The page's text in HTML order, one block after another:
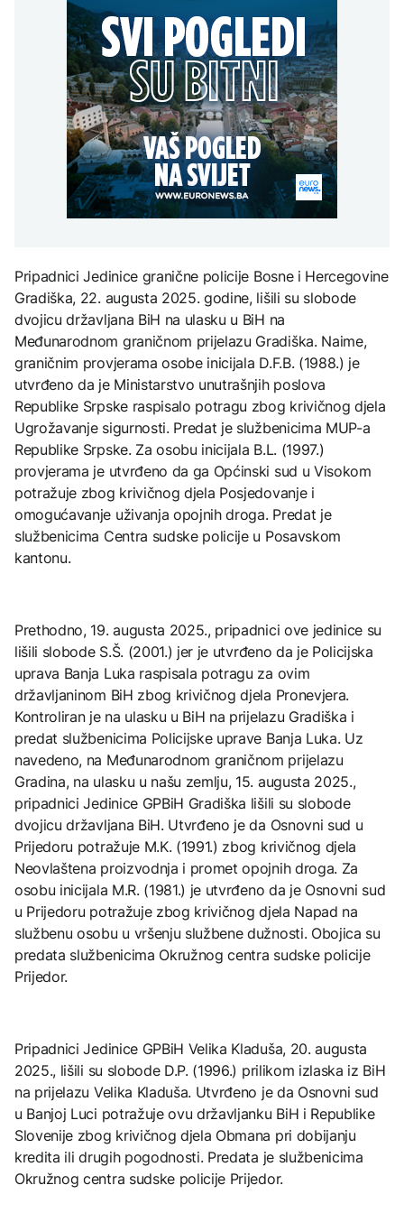
DRUŠTVO
Počela isplata penzija u
RS
Nuklearka Krško
smanjuje proizvodnju
zbog niskog vodostaja i
visokih temperatura
Save
graničnim prelazima u
EU: Koja je svrha EES
sistema ako se isključuje
čim je preopterećen?
BIZNIS
Skočile cijene nafte na
svjetskom tržištu, hoće li
se to odraziti na BiH
miliona dolara
KULTURA
Rat i pijesak prijete
drevnim piramidama
Meroe u Sudanu
albumu
Pripadnici Jedinice granične policije Bosne i Hercegovine
Gradiška, 22. augusta 2025. godine, lišili su slobode
dvojicu državljana BiH na ulasku u BiH na
Međunarodnom graničnom prijelazu Gradiška. Naime,
graničnim provjerama osobe inicijala D.F.B. (1988.) je
utvrđeno da je Ministarstvo unutrašnjih poslova
Republike Srpske raspisalo potragu zbog krivičnog djela
Ugrožavanje sigurnosti. Predat je službenicima MUP-a
Republike Srpske. Za osobu inicijala B.L. (1997.)
provjerama je utvrđeno da ga Općinski sud u Visokom
potražuje zbog krivičnog djela Posjedovanje i
omogućavanje uživanja opojnih droga. Predat je
službenicima Centra sudske policije u Posavskom
kantonu.
Prethodno, 19. augusta 2025., pripadnici ove jedinice su
lišili slobode S.Š. (2001.) jer je utvrđeno da je Policijska
uprava Banja Luka raspisala potragu za ovim
državljaninom BiH zbog krivičnog djela Pronevjera.
Kontroliran je na ulasku u BiH na prijelazu Gradiška i
predat službenicima Policijske uprave Banja Luka. Uz
navedeno, na Međunarodnom graničnom prijelazu
Gradina, na ulasku u našu zemlju, 15. augusta 2025.,
pripadnici Jedinice GPBiH Gradiška lišili su slobode
dvojicu državljana BiH. Utvrđeno je da Osnovni sud u
Prijedoru potražuje M.K. (1991.) zbog krivičnog djela
Neovlaštena proizvodnja i promet opojnih droga. Za
osobu inicijala M.R. (1981.) je utvrđeno da je Osnovni sud
u Prijedoru potražuje zbog krivičnog djela Napad na
službenu osobu u vršenju službene dužnosti. Obojica su
predata službenicima Okružnog centra sudske policije
Prijedor.
Pripadnici Jedinice GPBiH Velika Kladuša, 20. augusta
2025., lišili su slobode D.P. (1996.) prilikom izlaska iz BiH
na prijelazu Velika Kladuša. Utvrđeno je da Osnovni sud
u Banjoj Luci potražuje ovu državljanku BiH i Republike
Slovenije zbog krivičnog djela Obmana pri dobijanju
kredita ili drugih pogodnosti. Predata je službenicima
Okružnog centra sudske policije Prijedor.